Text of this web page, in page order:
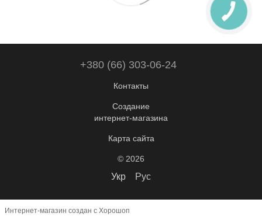
+380 (66) 303-06-24
Контакты
Создание
интернет-магазина
Карта сайта
© 2026
Укр Рус
Интернет-магазин создан с Хорошоп